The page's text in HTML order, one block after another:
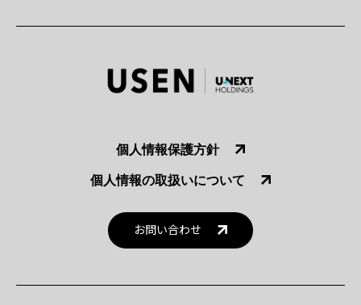
個人情報保護方針
個人情報の取扱いについて
お問い合わせ